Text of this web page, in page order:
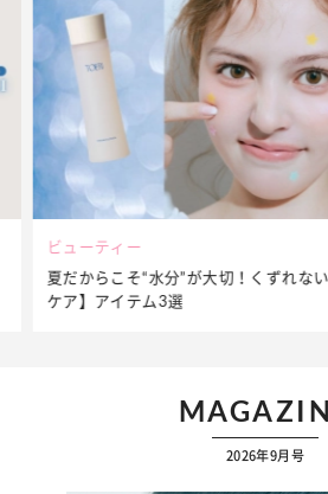
ビューティー
夏だからこそ“水分”が大切！くずれな
ケア】アイテム3選
2026年9月号